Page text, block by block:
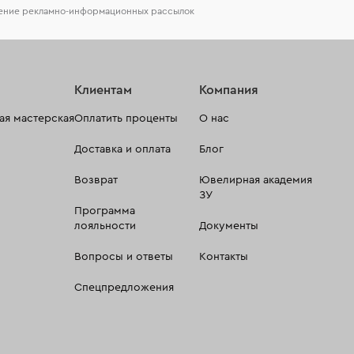
рекламно-информационных рассылок
мастерская
Клиентам
Оплатить проценты
Доставка и оплата
Возврат
Программа
лояльности
Вопросы и ответы
Спецпредложения
Компания
О нас
Блог
Ювелирная академия
ЗУ
Документы
Контакты